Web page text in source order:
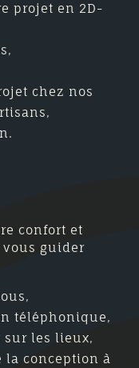
projet en 2D-
chez nos
confort et
guider
téléphonique,
sur les lieux,
la conception à